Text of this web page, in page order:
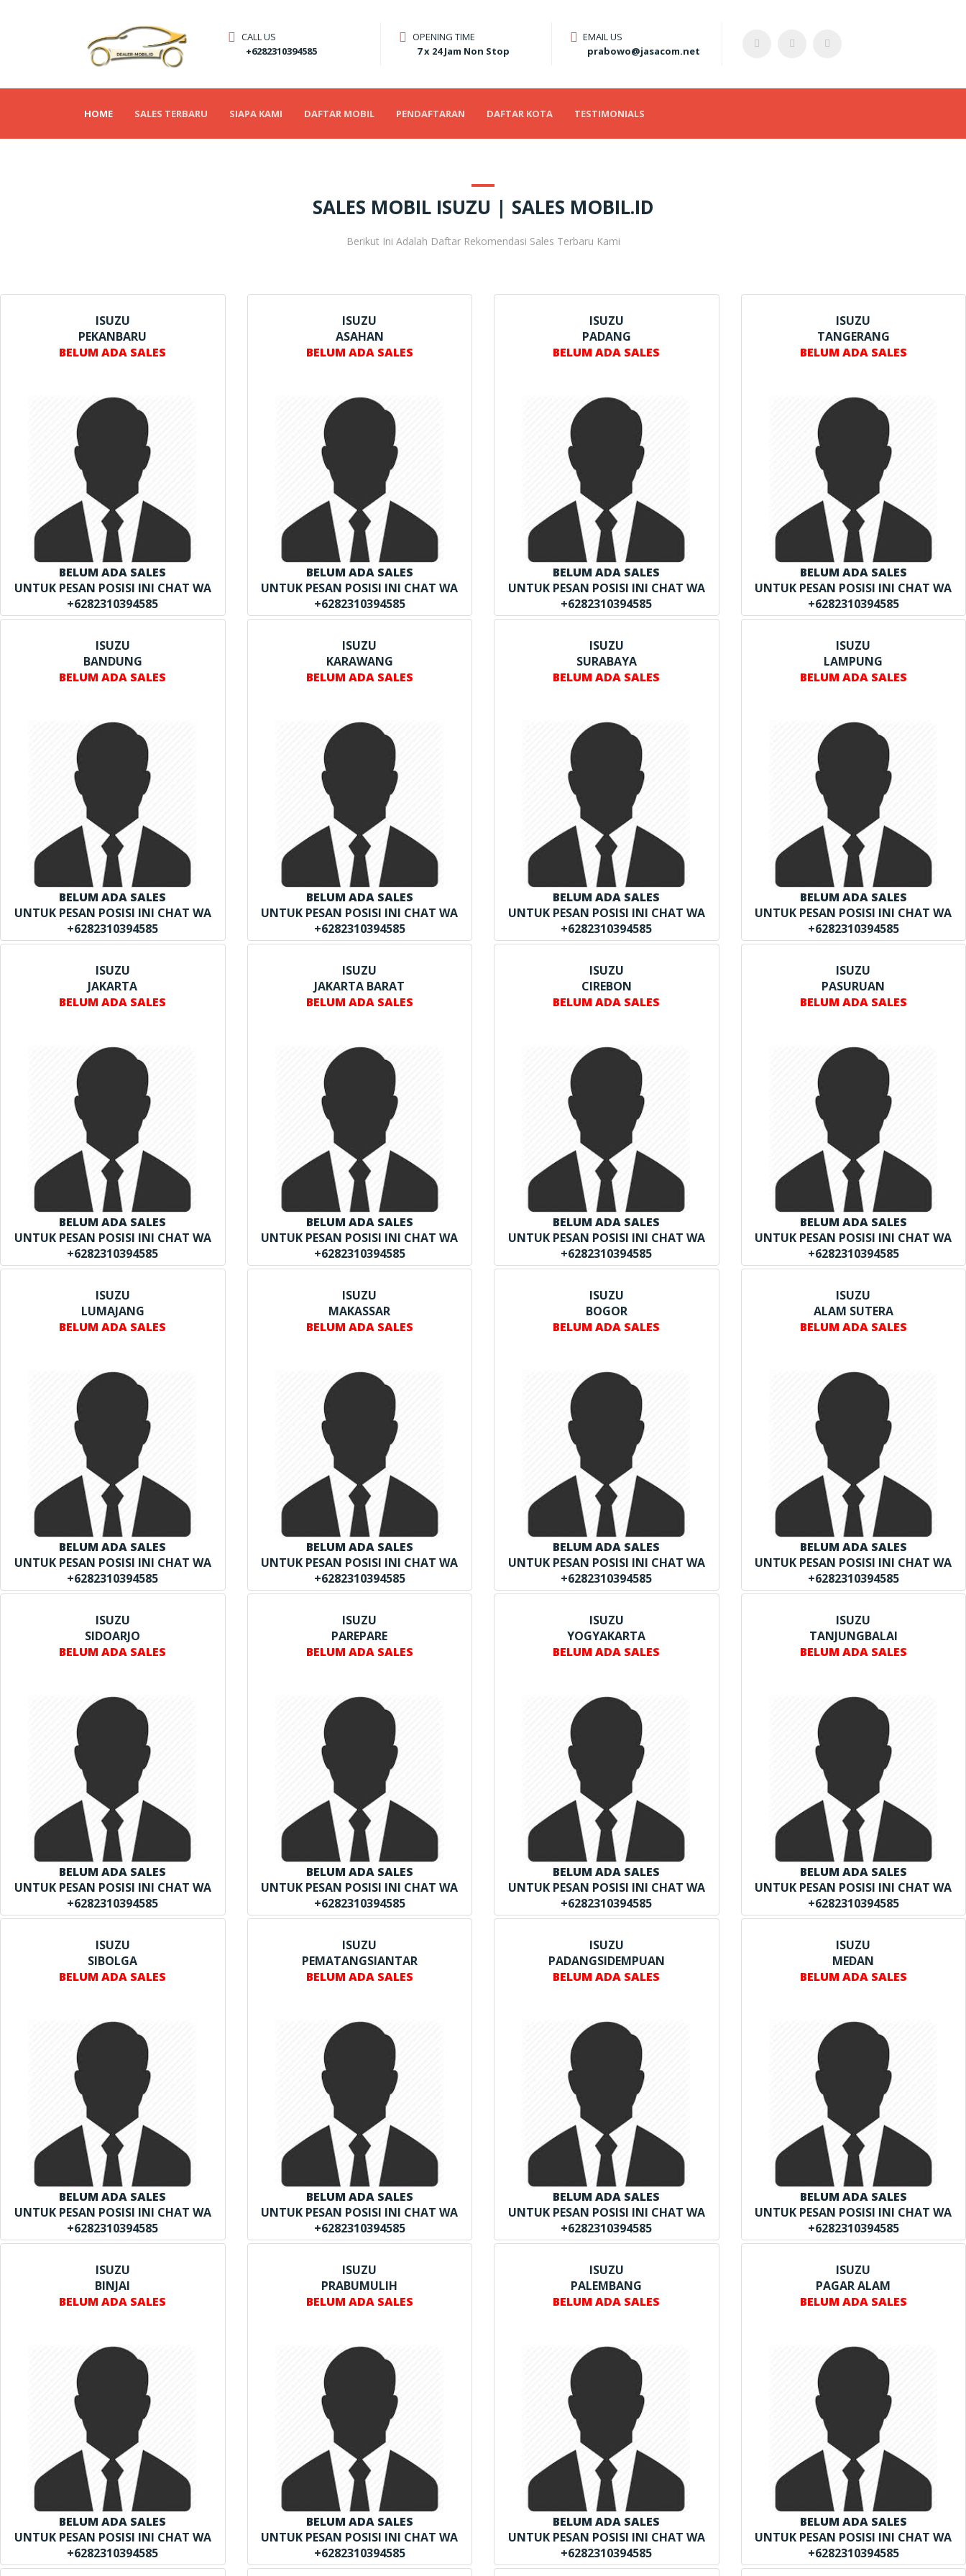
CALL US
+6282310394585
OPENING TIME
7 x 24 Jam Non Stop
EMAIL US
prabowo@jasacom.net
HOME(CURRENT)
SALES TERBARU SIAPA KAMI DAFTAR MOBIL PENDAFTARAN DAFTAR KOTA TESTIMONIALS
SALES MOBIL ISUZU | SALES MOBIL.ID
Berikut Ini Adalah Daftar Rekomendasi Sales Terbaru Kami
ISUZU
PEKANBARU
BELUM ADA SALES
BELUM ADA SALES
UNTUK PESAN POSISI INI CHAT WA
+6282310394585
ISUZU
ASAHAN
BELUM ADA SALES
BELUM ADA SALES
UNTUK PESAN POSISI INI CHAT WA
+6282310394585
ISUZU
PADANG
BELUM ADA SALES
BELUM ADA SALES
UNTUK PESAN POSISI INI CHAT WA
+6282310394585
ISUZU
TANGERANG
BELUM ADA SALES
BELUM ADA SALES
UNTUK PESAN POSISI INI CHAT WA
+6282310394585
ISUZU
BANDUNG
BELUM ADA SALES
BELUM ADA SALES
UNTUK PESAN POSISI INI CHAT WA
+6282310394585
ISUZU
KARAWANG
BELUM ADA SALES
BELUM ADA SALES
UNTUK PESAN POSISI INI CHAT WA
+6282310394585
ISUZU
SURABAYA
BELUM ADA SALES
BELUM ADA SALES
UNTUK PESAN POSISI INI CHAT WA
+6282310394585
ISUZU
LAMPUNG
BELUM ADA SALES
BELUM ADA SALES
UNTUK PESAN POSISI INI CHAT WA
+6282310394585
ISUZU
JAKARTA
BELUM ADA SALES
BELUM ADA SALES
UNTUK PESAN POSISI INI CHAT WA
+6282310394585
ISUZU
JAKARTA BARAT
BELUM ADA SALES
BELUM ADA SALES
UNTUK PESAN POSISI INI CHAT WA
+6282310394585
ISUZU
CIREBON
BELUM ADA SALES
BELUM ADA SALES
UNTUK PESAN POSISI INI CHAT WA
+6282310394585
ISUZU
PASURUAN
BELUM ADA SALES
BELUM ADA SALES
UNTUK PESAN POSISI INI CHAT WA
+6282310394585
ISUZU
LUMAJANG
BELUM ADA SALES
BELUM ADA SALES
UNTUK PESAN POSISI INI CHAT WA
+6282310394585
ISUZU
MAKASSAR
BELUM ADA SALES
BELUM ADA SALES
UNTUK PESAN POSISI INI CHAT WA
+6282310394585
ISUZU
BOGOR
BELUM ADA SALES
BELUM ADA SALES
UNTUK PESAN POSISI INI CHAT WA
+6282310394585
ISUZU
ALAM SUTERA
BELUM ADA SALES
BELUM ADA SALES
UNTUK PESAN POSISI INI CHAT WA
+6282310394585
ISUZU
SIDOARJO
BELUM ADA SALES
BELUM ADA SALES
UNTUK PESAN POSISI INI CHAT WA
+6282310394585
ISUZU
PAREPARE
BELUM ADA SALES
BELUM ADA SALES
UNTUK PESAN POSISI INI CHAT WA
+6282310394585
ISUZU
YOGYAKARTA
BELUM ADA SALES
BELUM ADA SALES
UNTUK PESAN POSISI INI CHAT WA
+6282310394585
ISUZU
TANJUNGBALAI
BELUM ADA SALES
BELUM ADA SALES
UNTUK PESAN POSISI INI CHAT WA
+6282310394585
ISUZU
SIBOLGA
BELUM ADA SALES
BELUM ADA SALES
UNTUK PESAN POSISI INI CHAT WA
+6282310394585
ISUZU
PEMATANGSIANTAR
BELUM ADA SALES
BELUM ADA SALES
UNTUK PESAN POSISI INI CHAT WA
+6282310394585
ISUZU
PADANGSIDEMPUAN
BELUM ADA SALES
BELUM ADA SALES
UNTUK PESAN POSISI INI CHAT WA
+6282310394585
ISUZU
MEDAN
BELUM ADA SALES
BELUM ADA SALES
UNTUK PESAN POSISI INI CHAT WA
+6282310394585
ISUZU
BINJAI
BELUM ADA SALES
BELUM ADA SALES
UNTUK PESAN POSISI INI CHAT WA
+6282310394585
ISUZU
PRABUMULIH
BELUM ADA SALES
BELUM ADA SALES
UNTUK PESAN POSISI INI CHAT WA
+6282310394585
ISUZU
PALEMBANG
BELUM ADA SALES
BELUM ADA SALES
UNTUK PESAN POSISI INI CHAT WA
+6282310394585
ISUZU
PAGAR ALAM
BELUM ADA SALES
BELUM ADA SALES
UNTUK PESAN POSISI INI CHAT WA
+6282310394585